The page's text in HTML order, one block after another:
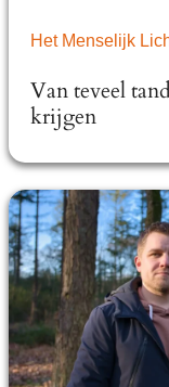
Het Menselijk
Van teveel
krijgen